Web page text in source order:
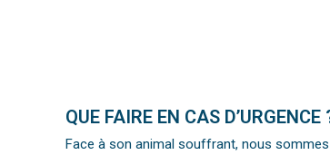
QUE FAIRE EN CAS D’URGENCE
Face à son animal souffrant, nous sommes